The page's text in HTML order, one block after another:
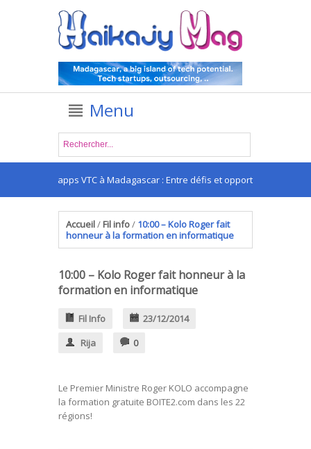
Menu
Les apps VTC à Madagascar : Entre défis et opportunités
Accueil/ Fil info/ 10:00 – Kolo Roger fait
honneur à la formation en informatique
10:00 – Kolo Roger fait honneur à la
formation en informatique
Fil Info
23/12/2014
Rija
0
Le Premier Ministre Roger KOLO accompagne
la formation gratuite BOITE2.com dans les 22
régions!